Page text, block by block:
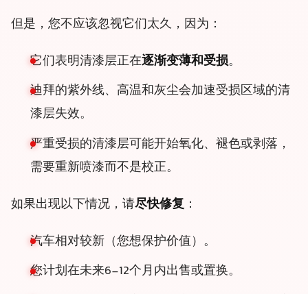
但是，您不应该忽视它们太久，因为：
它们表明清漆层正在逐渐变薄和受损。
迪拜的紫外线、高温和灰尘会加速受损区域的清
漆层失效。
严重受损的清漆层可能开始氧化、褪色或剥落，
需要重新喷漆而不是校正。
如果出现以下情况，请尽快修复 ：
汽车相对较新（您想保护价值）。
您计划在未来6-12个月内出售或置换。